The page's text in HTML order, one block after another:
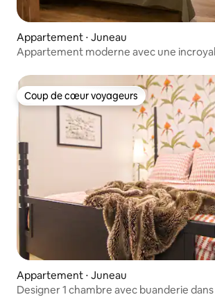
Appartement ⋅ Juneau
Appartement moderne avec une
Coup de cœur voyageurs
Coup de cœur voyageurs
Appartement ⋅ Juneau
Designer 1 chambre avec buanderie